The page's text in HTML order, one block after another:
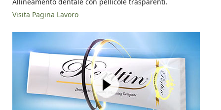
Visita Pagina Lavoro